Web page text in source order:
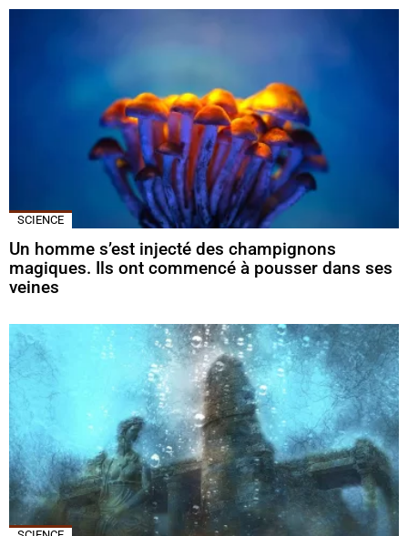
SCIENCE
Un homme s’est injecté des champignons
magiques. Ils ont commencé à pousser dans ses
veines